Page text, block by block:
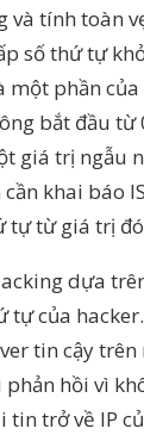
tính toàn
số thứ tự
một phần
bắt đầu
giá trị ngẫu
khai báo
tự từ giá trị
dựa
tự của
tin cậy trên
phản hồi vì
tin trở về IP